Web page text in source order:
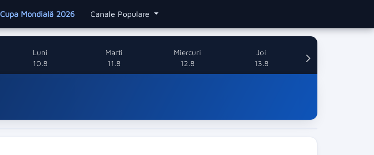
Cupa Mondială 2026 Canale Populare
Luni
10.8
Marti
11.8
Miercuri
12.8
Joi
13.8